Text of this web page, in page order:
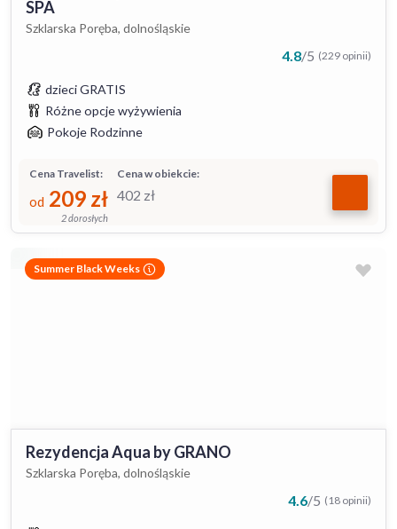
SPA
Szklarska Poręba, dolnośląskie
4.8/5 (229 opinii)
dzieci GRATIS
Różne opcje wyżywienia
Pokoje Rodzinne
Cena w obiekcie:
402 zł
Cena Travelist:
od 209 zł
2 dorosłych
Summer Black Weeks
Rezydencja Aqua by GRANO
Szklarska Poręba, dolnośląskie
4.6/5 (18 opinii)